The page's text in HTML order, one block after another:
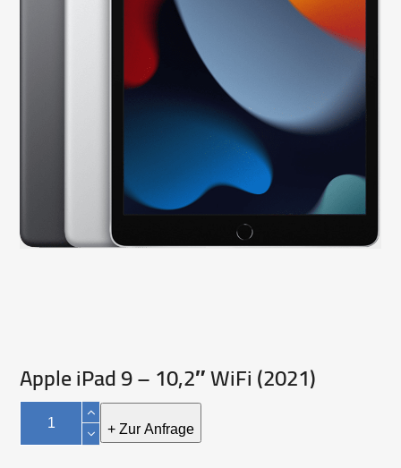
Apple iPad 9 – 10,2″ WiFi (2021)
Apple
9
+ Zur Anfrage